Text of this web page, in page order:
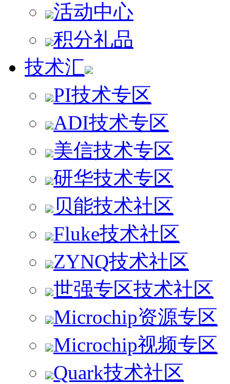
活动中心
积分礼品
技术汇
PI技术专区
ADI技术专区
美信技术专区
研华技术专区
贝能技术社区
Fluke技术社区
ZYNQ技术社区
世强专区技术社区
Microchip资源专区
Microchip视频专区
Quark技术社区